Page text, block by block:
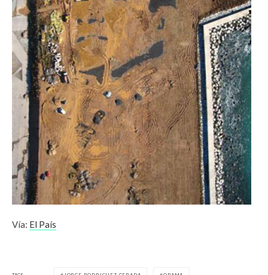
Vía: El País